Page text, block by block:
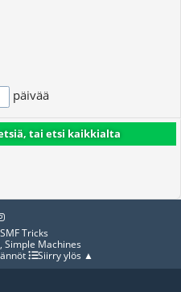
päivää
tai etsi kaikkialta
SMF Tricks
, Simple Machines
Siirry ylös ▲